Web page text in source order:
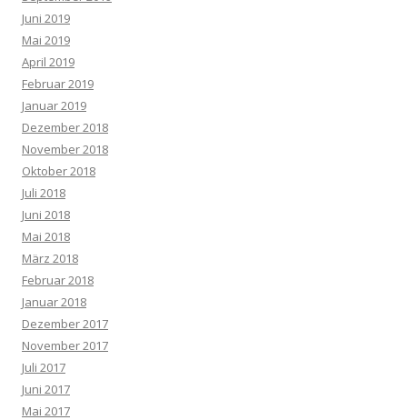
Juni 2019
Mai 2019
April 2019
Februar 2019
Januar 2019
Dezember 2018
November 2018
Oktober 2018
Juli 2018
Juni 2018
Mai 2018
März 2018
Februar 2018
Januar 2018
Dezember 2017
November 2017
Juli 2017
Juni 2017
Mai 2017